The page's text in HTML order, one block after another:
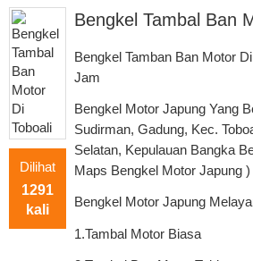
Dilihat
1291
kali
Bengkel Tambal Ban
Bengkel Tamban Ban Motor
Jam
Bengkel Motor Japung Yang
Sudirman, Gadung, Kec.
Selatan, Kepulauan Bangka
Maps Bengkel Motor Japung )
Bengkel Motor Japung
1.Tambal Motor Biasa